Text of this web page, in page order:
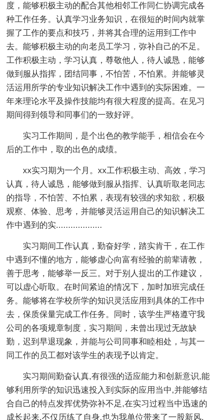
度，能够积极主动的配合其他相邻工作同仁协调完成各
种工作任务。认真学习业务知识，在很短的时间内就掌
握了工作的要点和技巧，并将其合理的运用到工作中
去。能够积极主动的向老员工学习，弥补自己的不足。
工作积极主动，学习认真，尊敬他人，待人诚恳，能够
做到服从指挥，团结同事，不怕苦，不怕累。并能够灵
活运用所学的专业知识解决工作中遇到的实际困难。一
年来理论水平及操作技能均有很大程度的提高。在见习
期间得到领导和同事们的一致好评。
实习工作期间，是个出色的教学能手，相信会在今
后的工作中，取的出色的成绩。
xx实习期为一个月。xx工作积极主动、高效，学习
认真，待人诚恳，能够做到服从指挥、认真听取老同志
的指导，不怕苦、不怕累，表现有较强的求知欲，积极
观察、体验、思考，并能够灵活运用自己的知识解决工
作中遇到的实...................
实习期间工作认真，勤奋好学，踏实肯干，在工作
中遇到不懂的地方，能够虚心向富有经验的前辈请教，
善于思考，能够举一反三。对于别人提出的工作建议，
可以虚心听取。在时间紧迫的情况下，加时加班完成任
务。能够将在学校所学的知识灵活应用到具体的工作中
去，保质保量完成工作任务。同时，该学生严格遵守我
公司的各项规章制度，实习期间，未曾出现过无故缺
勤，迟到早退现象，并能与公司同事和睦相处，与其一
同工作的员工都对该学生的表现予以肯定。
实习期间勤奋认真,有很强的适应能力和创新意识,能
够利用所学的知识迅速投入到实际的应用当中,并能够结
合自己的特点发挥优势弥补不足,在实习过程当中迅速的
成长起来,不仅历练了自身,也为我单位带来了一股新风,